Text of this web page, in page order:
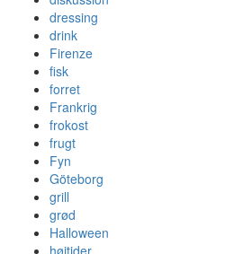
dressing
drink
Firenze
fisk
forret
Frankrig
frokost
frugt
Fyn
Göteborg
grill
grød
Halloween
højtider